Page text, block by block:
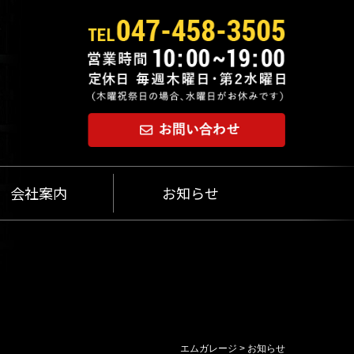
会社案内 お知らせ
エムガレージ > お知らせ